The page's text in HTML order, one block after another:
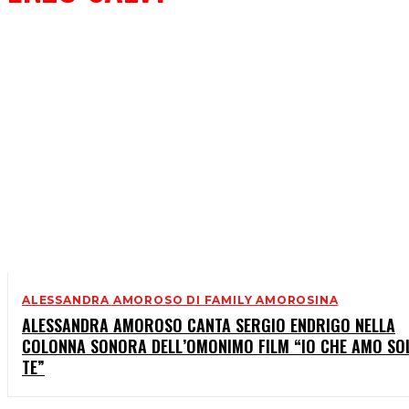
ALESSANDRA AMOROSO DI FAMILY AMOROSINA
ALESSANDRA AMOROSO CANTA SERGIO ENDRIGO NELLA
COLONNA SONORA DELL’OMONIMO FILM “IO CHE AMO
TE”